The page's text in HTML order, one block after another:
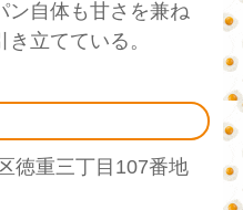
ン自体も甘さを兼ね
立てている。
徳重三丁目107番地